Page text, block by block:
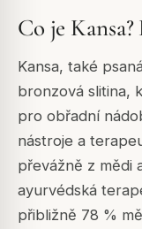
Co je
Kansa, také
bronzová slitina,
pro obřadní
nástroje a
převážně z mědi
ayurvédská
přibližně 78 %